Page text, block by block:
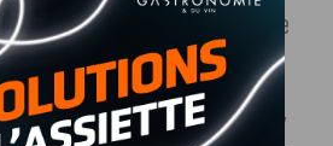
(DUC Athlétisme), ultimate
échecs (Académie d’Échecs
(Tandem Club Dijonnais),